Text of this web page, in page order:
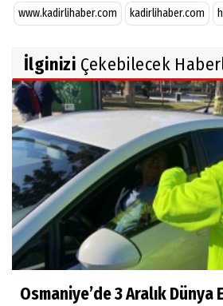
www.kadirlihaber.com kadirlihaber.com
İlginizi Çekebilecek
Osmaniye’de 3 Aralık